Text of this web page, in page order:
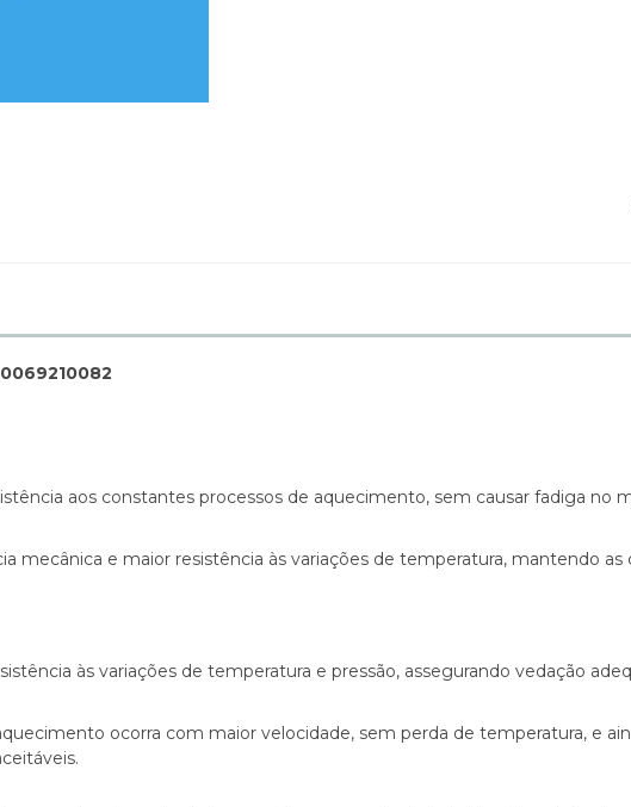
aos constantes processos de aquecimento, sem causar fadiga no
mecânica e maior resistência às variações de temperatura, mantendo
às variações de temperatura e pressão, assegurando vedação
ocorra com maior velocidade, sem perda de temperatura, e